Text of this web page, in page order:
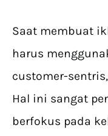
Saat membuat
harus
customer-
Hal ini sangat
berfokus pada